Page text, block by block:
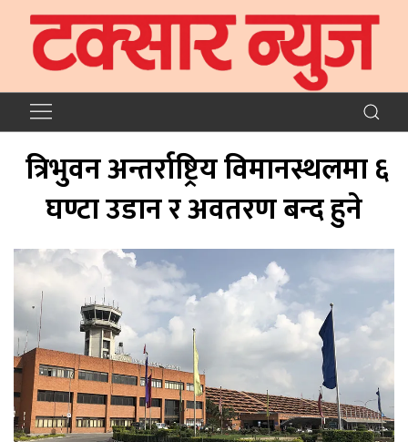
त्रिभुवन अन्तर्राष्ट्रिय विमानस्थलमा ६
घण्टा उडान र अवतरण बन्द हुने